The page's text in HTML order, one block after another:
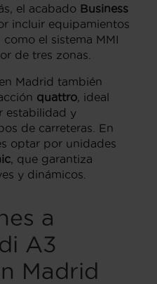
el acabado Business
incluir equipamientos
el sistema MMI
de tres zonas.
en Madrid también
quattro , ideal
estabilidad y
de carreteras. En
optar por unidades
, que garantiza
y dinámicos.
a
A3
Madrid